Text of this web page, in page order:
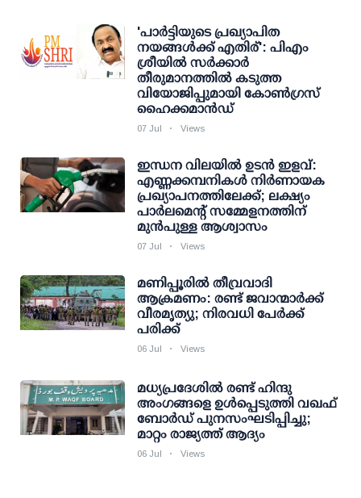
'പാര്‍ട്ടിയുടെ പ്രഖ്യാപിത
നയങ്ങള്‍ക്ക് എതിര്': പിഎം
ശ്രീയില്‍ സര്‍ക്കാര്‍
തീരുമാനത്തില്‍ കടുത്ത
വിയോജിപ്പുമായി കോണ്‍ഗ്രസ്
ഹൈക്കമാന്‍ഡ്
07 Jul Views
ഇന്ധന വിലയില്‍ ഉടന്‍ ഇളവ്:
എണ്ണക്കമ്പനികള്‍ നിര്‍ണായക
പ്രഖ്യാപനത്തിലേക്ക്; ലക്ഷ്യം
പാര്‍ലമെന്റ് സമ്മേളനത്തിന്
മുന്‍പുള്ള ആശ്വാസം
07 Jul Views
മണിപ്പൂരിൽ തീവ്രവാദി
ആക്രമണം: രണ്ട് ജവാന്മാർക്ക്
വീരമൃത്യു; നിരവധി പേർക്ക്
പരിക്ക്
06 Jul Views
മധ്യപ്രദേശില്‍ രണ്ട് ഹിന്ദു
അംഗങ്ങളെ ഉള്‍പ്പെടുത്തി വഖഫ്
ബോര്‍ഡ് പുനസംഘടിപ്പിച്ചു;
മാറ്റം രാജ്യത്ത് ആദ്യം
06 Jul Views